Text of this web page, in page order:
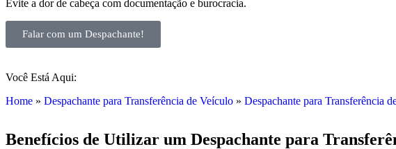
Evite a dor de cabeça com documentação e burocracia.
Falar com um Despachante!
Você Está Aqui:
Home » Despachante para Transferência de Veículo » Despachante para Transferência
Benefícios de Utilizar um Despachante para